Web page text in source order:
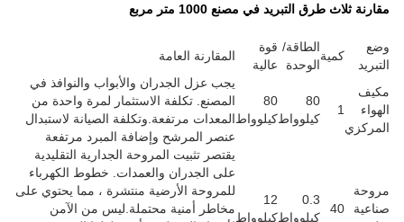
العامة
عزل الجدران والأبواب والنوافذ في
تكلفة الاستثمار لمرة واحدة من
مرتفعة.وتكلفة الصيانة لاستبدال
المرشح وإضافة المبرد مرتفعة
تثبيت المروحة الجدارية التقليدية
الجدران والعمدات. خطوط الكهرباء
الأرضية منتشرة ، مما يحتوي على
أمنية محتملة.ليس من الآمن